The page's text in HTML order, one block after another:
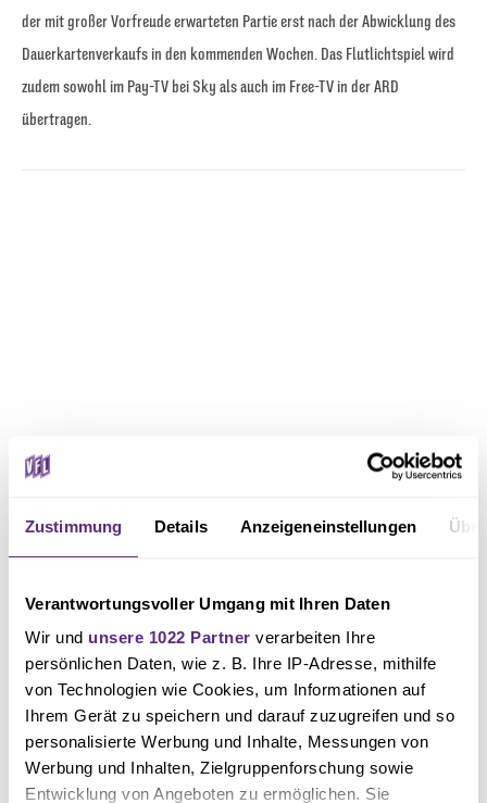
Zustimmung Details Anzeigeneinstellungen
Verantwortungsvoller Umgang mit Ihren Daten
Wir und unsere 1022 Partner verarbeiten Ihre
persönlichen Daten, wie z. B. Ihre IP-Adresse, mithilfe
von Technologien wie Cookies, um Informationen auf
Ihrem Gerät zu speichern und darauf zuzugreifen und so
personalisierte Werbung und Inhalte, Messungen von
Werbung und Inhalten, Zielgruppenforschung sowie
Entwicklung von Angeboten zu ermöglichen. Sie
der mit großer Vorfreude erwarteten Partie erst nach der Abwicklung des
Dauerkartenverkaufs in den kommenden Wochen. Das Flutlichtspiel wird
zudem sowohl im Pay-TV bei Sky als auch im Free-TV in der ARD
übertragen.